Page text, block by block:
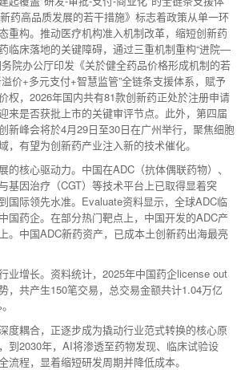
药高品质发展的若干措施》标志着政策从单一环
重构。推动医疗机构准入机制改革，缩短创新药
临床落地的关键障碍，通过三重机制重构“进院—
院办公厅印发《关於健全药品价格形成机制的若
价+多元支付+智慧监管”全链条支援体系，赋予
权，2026年国内共有81款创新药正处於注册申请
来是否获批上市的关键审评节点。此外，第四届
新峰会将於4月29日至30日在广州举行，聚焦细胞
，有望为创新药产业注入新的技术催化。
的核心驱动力。中国在ADC（抗体偶联药物）、
基因治疗（CGT）等技术平台上已取得显着突
国际领先水准。Evaluate资料显示，全球ADC临
国药企。在部分热门靶点上，中国开发的ADC产
。中国ADC新药资产，已成本土创新药出海最亮
业增长。资料统计，2025年中国药企license out
，共产生150笔交易，总交易金额共计1.04万亿
度耦合，正逐步成为撬动行业范式转换的核心原
到2030年，AI将渗透至药物发现、临床试验设
流程，显着缩短研发周期并降低成本。